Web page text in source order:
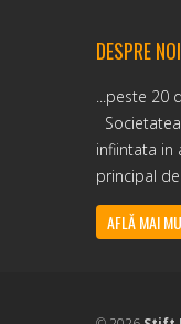
DESPRE NOI
...peste 20
infiintata in
principal
AFLĂ MAI